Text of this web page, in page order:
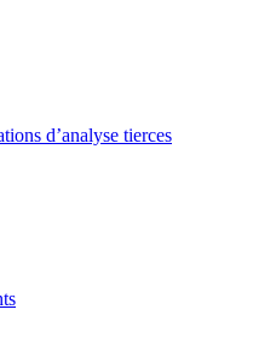
d’analyse tierces